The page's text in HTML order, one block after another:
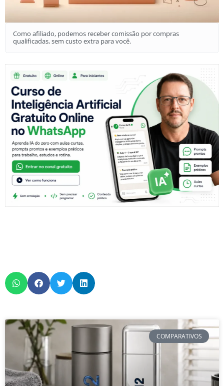
Como afiliado, podemos receber comissão por compras
qualificadas, sem custo extra para você.
COMPARATIVOS